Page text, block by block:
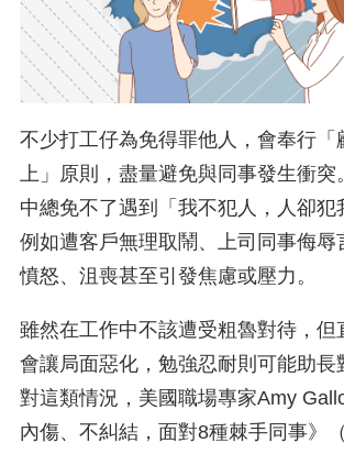
不少打工仔為免得罪他人，會奉行「
上」原則，盡量避免與同事發生衝突
中總免不了遇到「我不犯人，人卻犯
例如遭客戶無理取鬧、上司同事侮辱
憤怒、沮喪甚至引發焦慮或壓力。
雖然在工作中不該遭受粗魯對待，但
會讓局面惡化，勉強忍耐則可能助長
對這類情況，美國職場專家Amy
內傷、不糾結，面對8種棘手同事》